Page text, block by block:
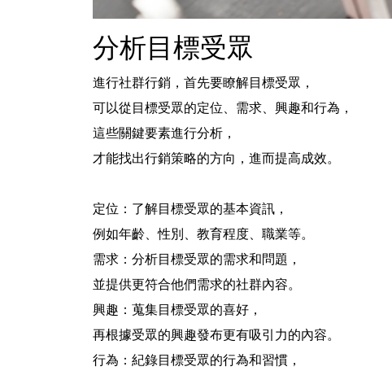
分析目標受眾
進行社群行銷，首先要瞭解目標受眾，
可以從目標受眾的定位 需求 興趣和行為 ，
這些關鍵要素進行分析，
才能找出行銷策略的方向，進而提高成效。
定位： 了解目標受眾的基本資訊，
例如年齡、性別、教育程度、職業等。
需求： 分析目標受眾的需求和問題，
並提供更符合他們需求的社群內容。
興趣： 蒐集目標受眾的喜好，
再根據受眾的興趣發布更有吸引力的內容。
行為： 紀錄目標受眾的行為和習慣，